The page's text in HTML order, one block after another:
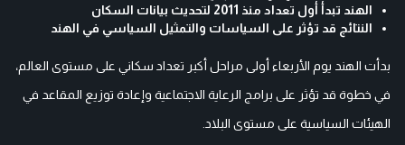
الهند تبدأ أول تعداد منذ 2011 لتحديث بيانات السكان
النتائج قد تؤثر على السياسات والتمثيل السياسي في الهند
بدأت الهند يوم الأربعاء أولى مراحل أكبر تعداد سكاني على مستوى العالم،
في خطوة قد تؤثر على برامج الرعاية الاجتماعية وإعادة توزيع المقاعد في
الهيئات السياسية على مستوى البلاد.